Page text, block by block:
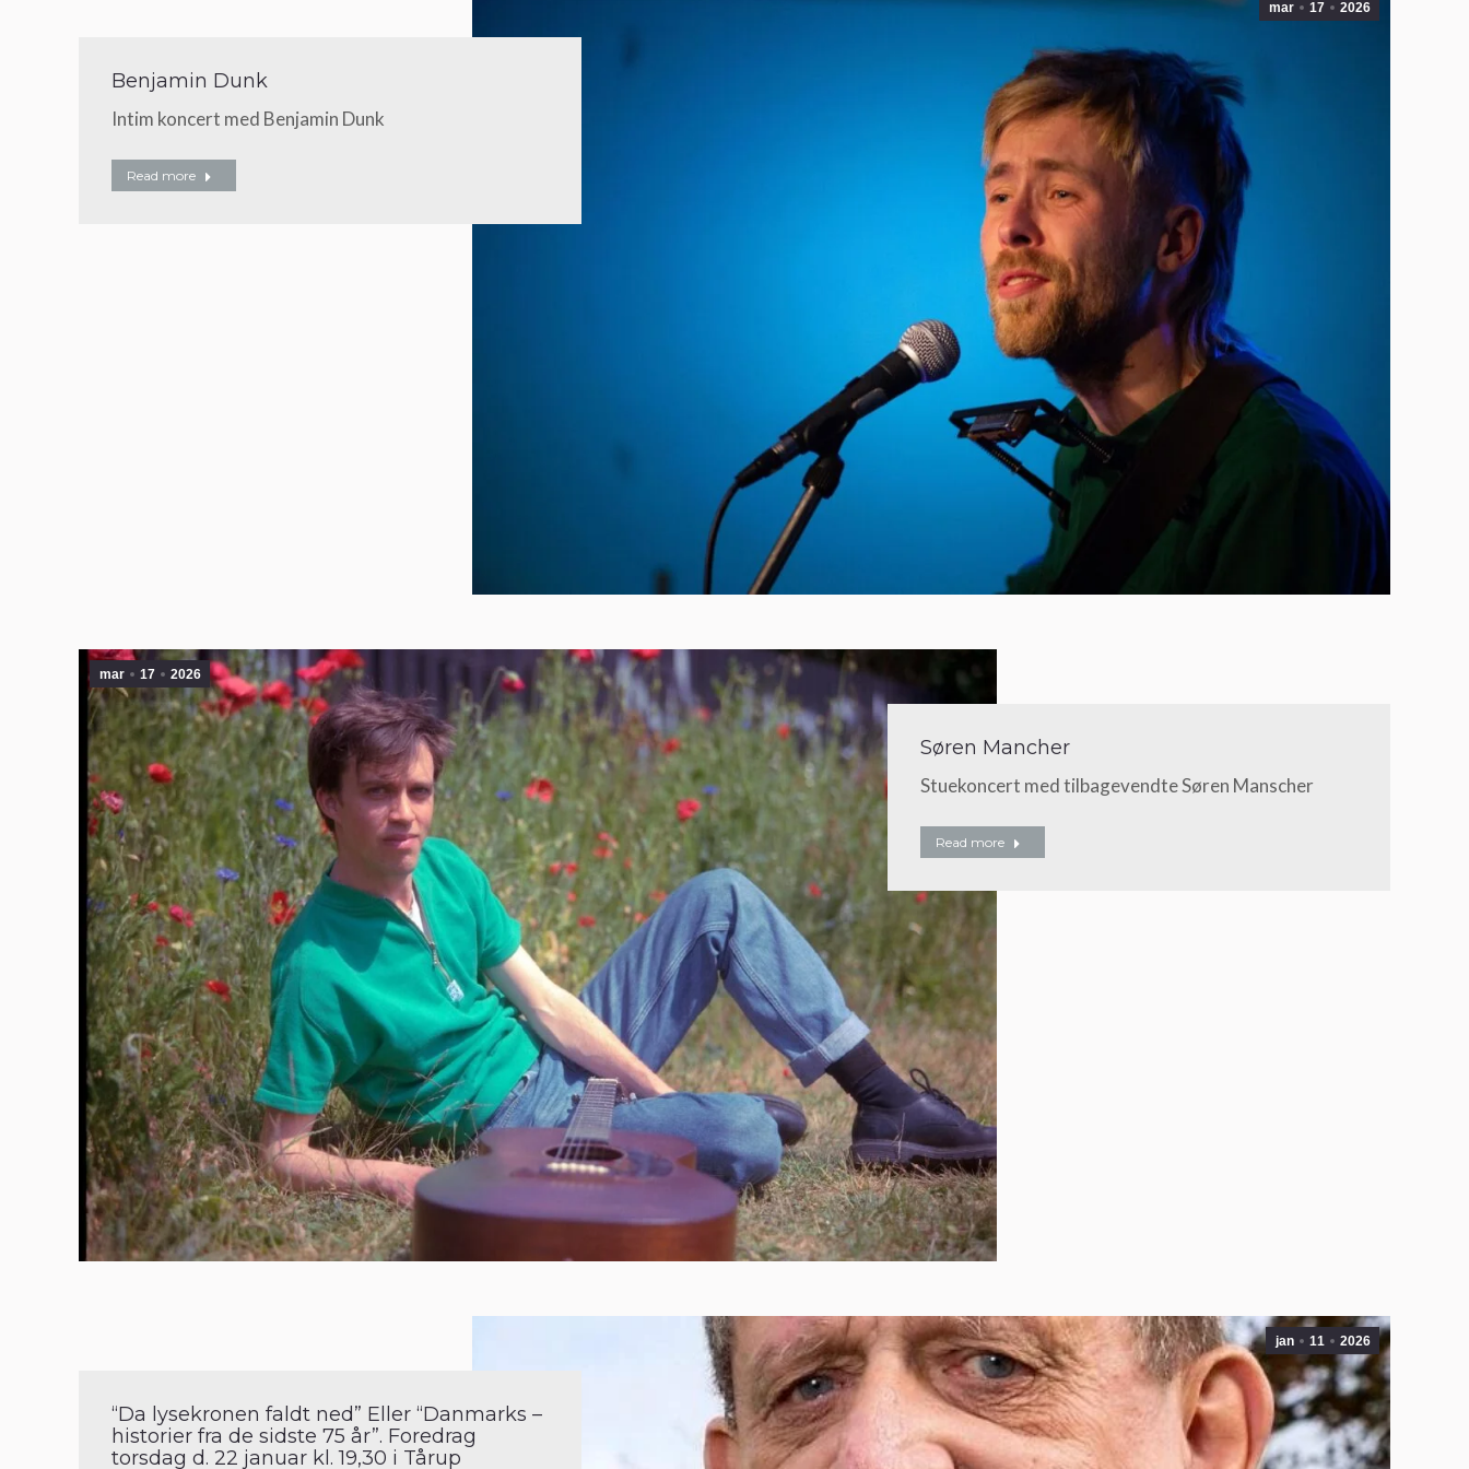
mar 17 2026
Benjamin Dunk
Intim koncert med Benjamin Dunk
Read more
mar 17 2026
Søren Mancher
Stuekoncert med tilbagevendte Søren Manscher
Read more
jan 11 2026
“Da lysekronen faldt ned” Eller “Danmarks –
historier fra de sidste 75 år”. Foredrag
torsdag d. 22 januar kl. 19,30 i Tårup